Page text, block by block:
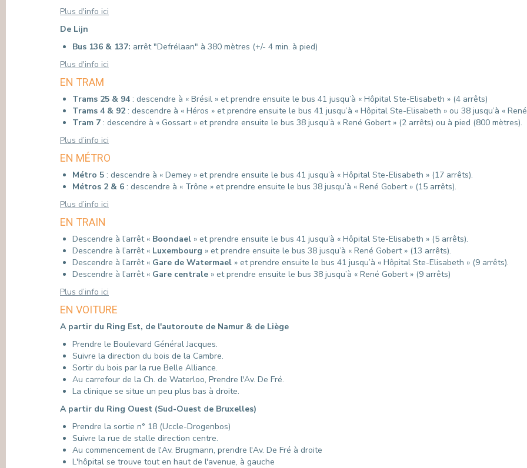
Plus d'info ici
De Lijn
Bus 136 & 137: arrêt "Defrélaan" à 380 mètres (+/- 4 min. à pied)
Plus d'info ici
EN TRAM
Trams 25 & 94 : descendre à « Brésil » et prendre ensuite le bus 41 jusqu’à « Hôpital Ste-Elisabeth » (4 arrêts)
Trams 4 & 92 : descendre à « Héros » et prendre ensuite le bus 41 jusqu’à « Hôpital Ste-Elisabeth » ou 38 jusqu’à «
Tram 7 : descendre à « Gossart » et prendre ensuite le bus 38 jusqu’à « René Gobert » (2 arrêts) ou à pied (800 mètres).
Plus d’info ici
EN MÉTRO
Métro 5 : descendre à « Demey » et prendre ensuite le bus 41 jusqu’à « Hôpital Ste-Elisabeth » (17 arrêts).
Métros 2 & 6 : descendre à « Trône » et prendre ensuite le bus 38 jusqu’à « René Gobert » (15 arrêts).
Plus d’info ici
EN TRAIN
Descendre à l’arrêt « Boondael » et prendre ensuite le bus 41 jusqu’à « Hôpital Ste-Elisabeth » (5 arrêts).
Descendre à l’arrêt « Luxembourg » et prendre ensuite le bus 38 jusqu’à « René Gobert » (13 arrêts).
Descendre à l’arrêt « Gare de Watermael » et prendre ensuite le bus 41 jusqu’à « Hôpital Ste-Elisabeth » (9 arrêts).
Descendre à l’arrêt « Gare centrale » et prendre ensuite le bus 38 jusqu’à « René Gobert » (9 arrêts)
Plus d’info ici
EN VOITURE
A partir du Ring Est, de l'autoroute de Namur & de Liège
Prendre le Boulevard Général Jacques.
Suivre la direction du bois de la Cambre.
Sortir du bois par la rue Belle Alliance.
Au carrefour de la Ch. de Waterloo, Prendre l'Av. De Fré.
La clinique se situe un peu plus bas à droite.
A partir du Ring Ouest (Sud-Ouest de Bruxelles)
Prendre la sortie n° 18 (Uccle-Drogenbos)
Suivre la rue de stalle direction centre.
Au commencement de l'Av. Brugmann, prendre l'Av. De Fré à droite
L'hôpital se trouve tout en haut de l'avenue, à gauche